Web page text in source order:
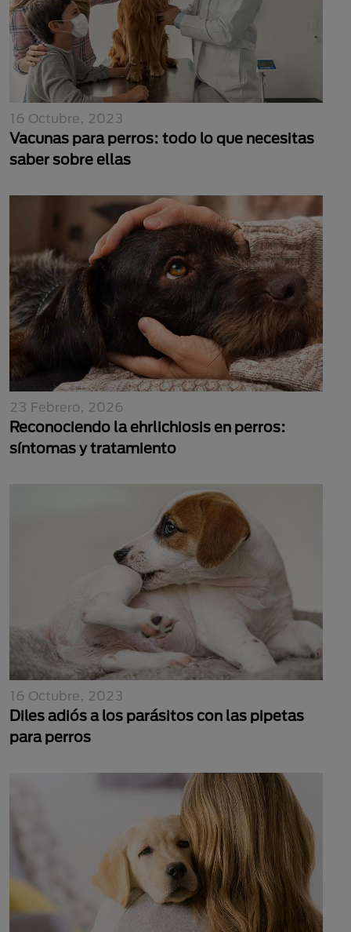
16 Octubre, 2023
Vacunas para perros: todo lo que necesitas
saber sobre ellas
23 Febrero, 2026
Reconociendo la ehrlichiosis en perros:
síntomas y tratamiento
16 Octubre, 2023
Diles adiós a los parásitos con las pipetas
para perros